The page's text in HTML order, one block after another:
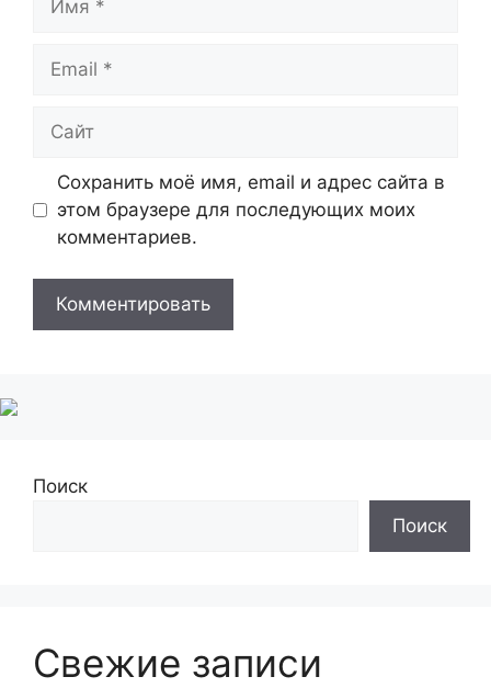
Сохранить моё имя, email и адрес сайта в
этом браузере для последующих моих
комментариев.
Поиск
Поиск
Свежие записи